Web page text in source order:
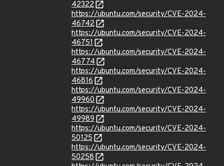
42322
https://ubuntu.com/security/CVE-2024-
46742
https://ubuntu.com/security/CVE-2024-
46751
https://ubuntu.com/security/CVE-2024-
46774
https://ubuntu.com/security/CVE-2024-
46816
https://ubuntu.com/security/CVE-2024-
49960
https://ubuntu.com/security/CVE-2024-
49989
https://ubuntu.com/security/CVE-2024-
50125
https://ubuntu.com/security/CVE-2024-
50258